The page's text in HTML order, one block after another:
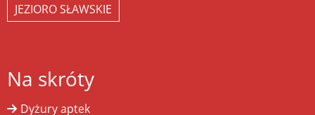
JEZIORO SŁAWSKIE
Na skróty
Dyżury aptek